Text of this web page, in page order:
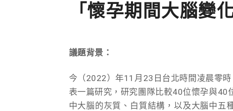
「懷孕期間大腦變
議題背景：
今（2022）年11月23日台北時間凌晨零
表一篇研究，研究團隊比較40位懷孕與40
中大腦的灰質、白質結構，以及大腦中五